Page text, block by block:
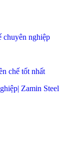
Zamin Steel